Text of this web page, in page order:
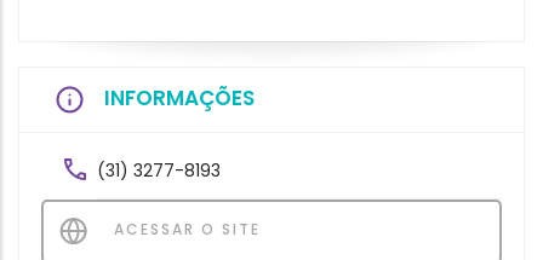
INFORMAÇÕES
(31) 3277-8193
ACESSAR O SITE